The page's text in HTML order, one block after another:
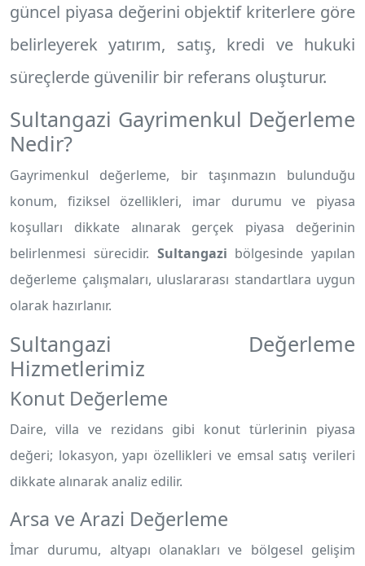
güncel piyasa değerini objektif kriterlere göre
belirleyerek yatırım, satış, kredi ve hukuki
süreçlerde güvenilir bir referans oluşturur.
Sultangazi Gayrimenkul Değerleme
Nedir?
Gayrimenkul değerleme, bir taşınmazın bulunduğu
konum, fiziksel özellikleri, imar durumu ve piyasa
koşulları dikkate alınarak gerçek piyasa değerinin
belirlenmesi sürecidir. Sultangazi bölgesinde yapılan
değerleme çalışmaları, uluslararası standartlara uygun
olarak hazırlanır.
Sultangazi Değerleme
Hizmetlerimiz
Konut Değerleme
Daire, villa ve rezidans gibi konut türlerinin piyasa
değeri; lokasyon, yapı özellikleri ve emsal satış verileri
dikkate alınarak analiz edilir.
Arsa ve Arazi Değerleme
İmar durumu, altyapı olanakları ve bölgesel gelişim